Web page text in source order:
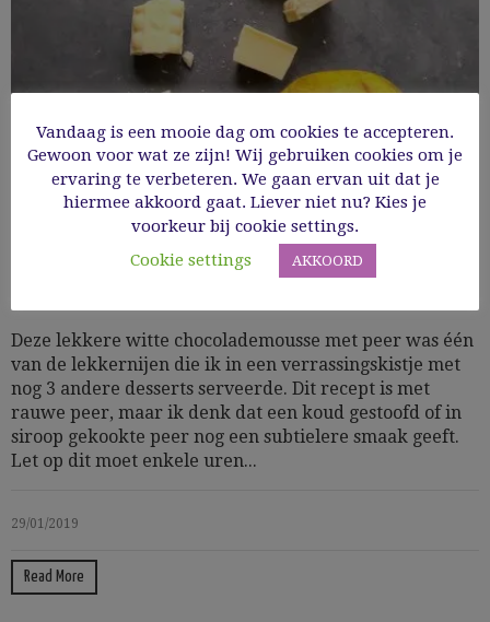
Witte chocolademousse met peer
Deze lekkere witte chocolademousse met peer was één
van de lekkernijen die ik in een verrassingskistje met
nog 3 andere desserts serveerde. Dit recept is met
rauwe peer, maar ik denk dat een koud gestoofd of in
siroop gekookte peer nog een subtielere smaak geeft.
Let op dit moet enkele uren...
29/01/2019
Read More
Vandaag is een mooie dag om cookies te accepteren.
Gewoon voor wat ze zijn! Wij gebruiken cookies om je
ervaring te verbeteren. We gaan ervan uit dat je
hiermee akkoord gaat. Liever niet nu? Kies je
voorkeur bij cookie settings.
Cookie settings
AKKOORD